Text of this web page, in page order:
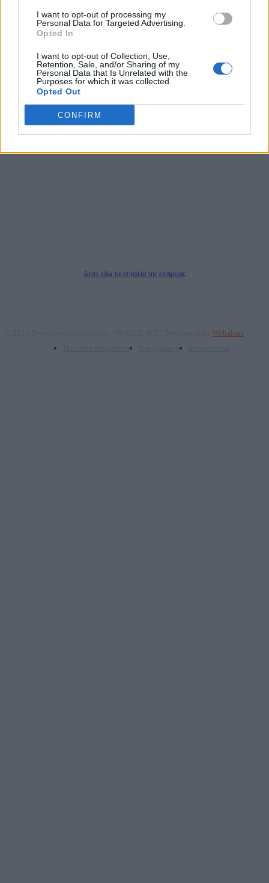
I want to opt-out of processing my
Personal Data for Targeted Advertising.
Opted In
I want to opt-out of Collection, Use,
Retention, Sale, and/or Sharing of my
Personal Data that Is Unrelated with the
Purposes for which it was collected.
Opted Out
CONFIRM
Μία ομάδα έμπειρων δημοσιογράφων δημιούργησαν πριν μερικά χρόνια το
dailypost.gr, με στόχο την αντικειμενική ενημέρωση και την ανάλυση πίσω από
τους τίτλους των ειδήσεων. Μαζί με μια μαχητική δημοσιογραφική ομάδα,
αποκαλύπτουν πολιτικά και παραπολιτικά θέματα, γράφουν επωνύμως την
άποψη τους, με γνώμονα τον ενημερωμένο αναγνώστη.
Δείτε εδώ τα στοιχεία της εταιρείας
Webalists